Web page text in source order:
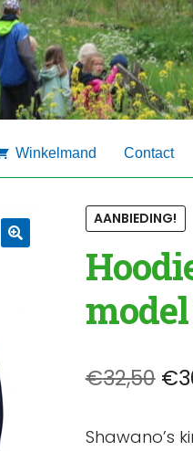
Winkelmand Contact
AANBIEDING!
€32,50 €
Shawano’s